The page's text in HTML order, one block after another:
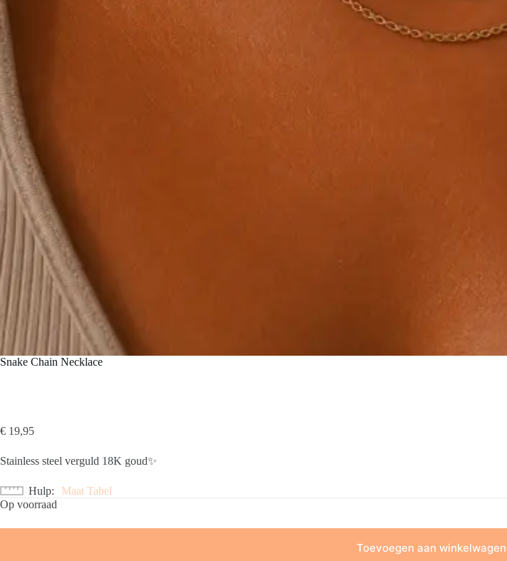
Snake Chain Necklace
€ 19,95
Stainless steel verguld 18K goud✨
Hulp
Maat Tabel
Op voorraad
Toevoegen aan winkelwagen